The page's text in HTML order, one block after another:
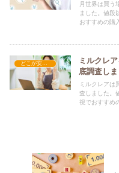
月世界は買う
ました。値段
おすすめの購
どこが安い？-お菓子・スイーツ・アイス
ミルクレ
底調査し
ミルクレアは
査しました。
視でおすすめ